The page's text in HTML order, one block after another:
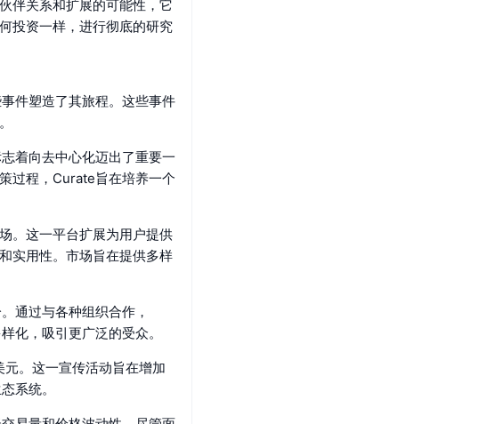
伴关系和扩展的可能性，它
投资一样，进行彻底的研究
件塑造了其旅程。这些事件
着向去中心化迈出了重要一
过程，Curate旨在培养一个
。这一平台扩展为用户提供
实用性。市场旨在提供多样
通过与各种组织合作，
化，吸引更广泛的受众。
。这一宣传活动旨在增加
系统。